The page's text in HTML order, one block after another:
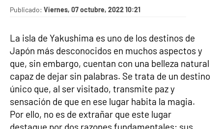
Publicado: Viernes, 07 octubre, 2022 10:21
La isla de Yakushima es uno de los destinos de
Japón más desconocidos en muchos aspectos y
que, sin embargo, cuentan con una belleza natural
capaz de dejar sin palabras. Se trata de un destino
único que, al ser visitado, transmite paz y
sensación de que en ese lugar habita la magia.
Por ello, no es de extrañar que este lugar